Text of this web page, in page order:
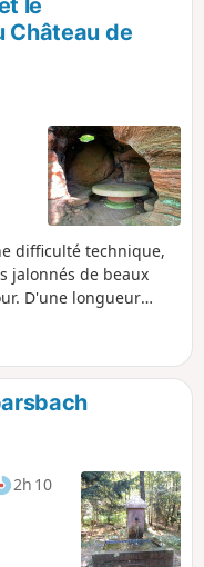
le
Château de
difficulté technique,
jalonnés de beaux
D'une longueur
2h 10